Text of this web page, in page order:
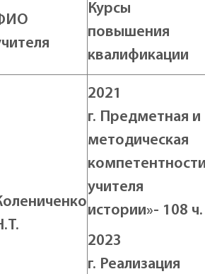
Курсы
повышения
квалификации
2021
г. Предметная и
методическая
учителя
истории»- 108 ч.
2023
г. Реализация